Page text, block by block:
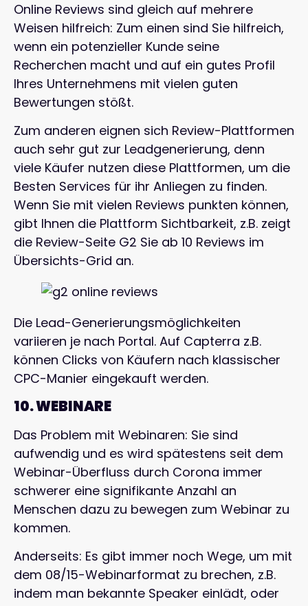
Online Reviews sind gleich auf mehrere
Weisen hilfreich: Zum einen sind Sie hilfreich,
wenn ein potenzieller Kunde seine
Recherchen macht und auf ein gutes Profil
Ihres Unternehmens mit vielen guten
Bewertungen stößt.
Zum anderen eignen sich Review-Plattformen
auch sehr gut zur Leadgenerierung, denn
viele Käufer nutzen diese Plattformen, um die
Besten Services für ihr Anliegen zu finden.
Wenn Sie mit vielen Reviews punkten können,
gibt Ihnen die Plattform Sichtbarkeit, z.B. zeigt
die Review-Seite G2 Sie ab 10 Reviews im
Übersichts-Grid an.
Die Lead-Generierungsmöglichkeiten
variieren je nach Portal. Auf Capterra z.B.
können Clicks von Käufern nach klassischer
CPC-Manier eingekauft werden.
10. WEBINARE
Das Problem mit Webinaren: Sie sind
aufwendig und es wird spätestens seit dem
Webinar-Überfluss durch Corona immer
schwerer eine signifikante Anzahl an
Menschen dazu zu bewegen zum Webinar zu
kommen.
Anderseits: Es gibt immer noch Wege, um mit
dem 08/15-Webinarformat zu brechen, z.B.
indem man bekannte Speaker einlädt, oder